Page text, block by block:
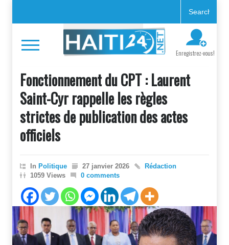
Enregistrez-vous!
Fonctionnement du CPT : Laurent
Saint-Cyr rappelle les règles
strictes de publication des actes
officiels
In Politique 27 janvier 2026
Rédaction
1059 Views
0 comments